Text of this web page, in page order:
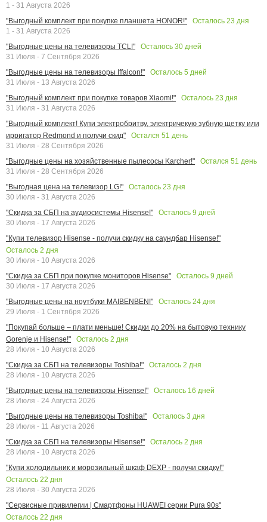
1 - 31 Августа 2026
"Выгодный комплект при покупке планшета HONOR!"
Осталось 23 дня
1 - 31 Августа 2026
"Выгодные цены на телевизоры TCL!"
Осталось 30 дней
31 Июля - 7 Сентября 2026
"Выгодные цены на телевизоры Iffalcon!"
Осталось 5 дней
31 Июля - 13 Августа 2026
"Выгодный комплект при покупке товаров Xiaomi!"
Осталось 23 дня
31 Июля - 31 Августа 2026
"Выгодный комплект! Купи электробритву, электричекую зубную щетку или
ирригатор Redmond и получи скид"
Остался 51 день
31 Июля - 28 Сентября 2026
"Выгодные цены на хозяйственные пылесосы Karcher!"
Остался 51 день
31 Июля - 28 Сентября 2026
"Выгодная цена на телевизор LG!"
Осталось 23 дня
30 Июля - 31 Августа 2026
"Скидка за СБП на аудиосистемы Hisense!"
Осталось 9 дней
30 Июля - 17 Августа 2026
"Купи телевизор Hisense - получи скидку на саундбар Hisense!"
Осталось 2 дня
30 Июля - 10 Августа 2026
"Скидка за СБП при покупке мониторов Hisense"
Осталось 9 дней
30 Июля - 17 Августа 2026
"Выгодные цены на ноутбуки MAIBENBEN!"
Осталось 24 дня
29 Июля - 1 Сентября 2026
"Покупай больше – плати меньше! Скидки до 20% на бытовую технику
Gorenje и Hisense!"
Осталось 2 дня
28 Июля - 10 Августа 2026
"Скидка за СБП на телевизоры Toshiba!"
Осталось 2 дня
28 Июля - 10 Августа 2026
"Выгодные цены на телевизоры Hisense!"
Осталось 16 дней
28 Июля - 24 Августа 2026
"Выгодные цены на телевизоры Toshiba!"
Осталось 3 дня
28 Июля - 11 Августа 2026
"Скидка за СБП на телевизоры Hisense!"
Осталось 2 дня
28 Июля - 10 Августа 2026
"Купи холодильник и морозильный шкаф DEXP - получи скидку!"
Осталось 22 дня
28 Июля - 30 Августа 2026
"Сервисные привилегии | Смартфоны HUAWEI серии Pura 90s"
Осталось 22 дня